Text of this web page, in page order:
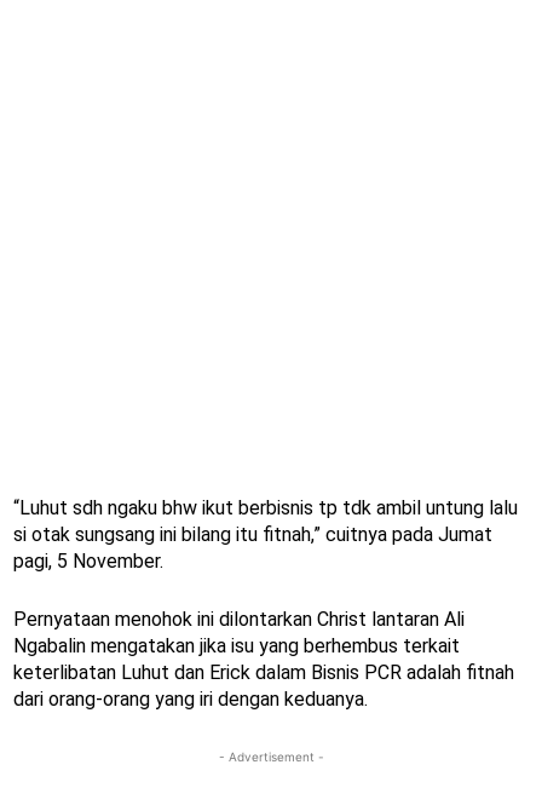
“Luhut sdh ngaku bhw ikut berbisnis tp tdk ambil untung lalu
si otak sungsang ini bilang itu fitnah,” cuitnya pada Jumat
pagi, 5 November.
Pernyataan menohok ini dilontarkan Christ lantaran Ali
Ngabalin mengatakan jika isu yang berhembus terkait
keterlibatan Luhut dan Erick dalam Bisnis PCR adalah fitnah
dari orang-orang yang iri dengan keduanya.
- Advertisement -